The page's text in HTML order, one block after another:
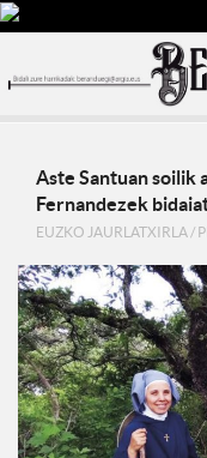
Aste Santuan soilik
Fernandezek
EUZKO JAURLATXIRLA /